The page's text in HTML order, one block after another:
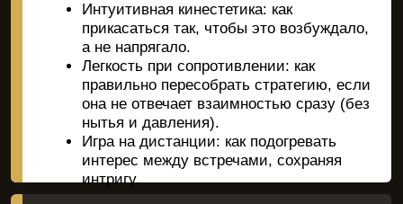
ЗАПИСАТЬСЯ СО СКИДКОЙ